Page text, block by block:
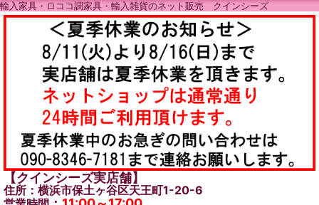
輸入家具・ロココ調家具・輸入雑貨のネット販売 クインシーズ
【クインシーズ実店舗】
住所：横浜市保土ヶ谷区天王町1-20-6